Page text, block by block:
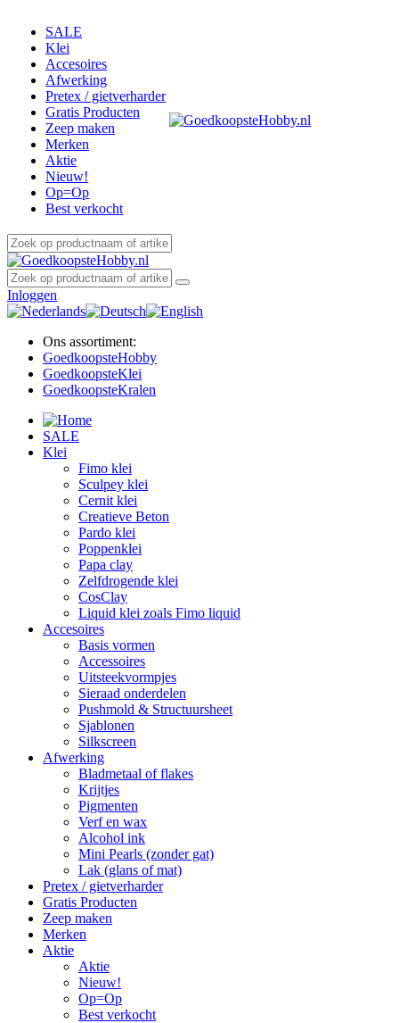
SALE
Klei
Accesoires
Afwerking
Pretex / gietverharder
Gratis Producten
Zeep maken
Merken
Aktie
Nieuw!
Op=Op
Best verkocht
Inloggen
Ons assortiment:
GoedkoopsteHobby
GoedkoopsteKlei
GoedkoopsteKralen
SALE
Klei
Fimo klei
Sculpey klei
Cernit klei
Creatieve Beton
Pardo klei
Poppenklei
Papa clay
Zelfdrogende klei
CosClay
Liquid klei zoals Fimo liquid
Accesoires
Basis vormen
Accessoires
Uitsteekvormpjes
Sieraad onderdelen
Pushmold & Structuursheet
Sjablonen
Silkscreen
Afwerking
Bladmetaal of flakes
Krijtjes
Pigmenten
Verf en wax
Alcohol ink
Mini Pearls (zonder gat)
Lak (glans of mat)
Pretex / gietverharder
Gratis Producten
Zeep maken
Merken
Aktie
Aktie
Nieuw!
Op=Op
Best verkocht